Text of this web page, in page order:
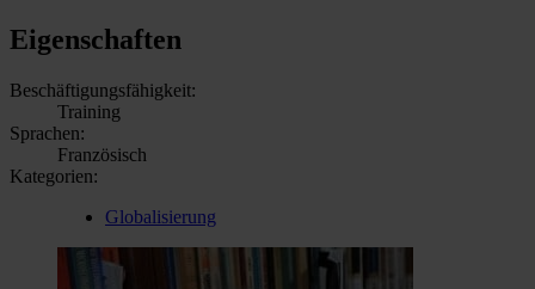
Eigenschaften
Beschäftigungsfähigkeit:
Training
Sprachen:
Französisch
Kategorien:
Globalisierung